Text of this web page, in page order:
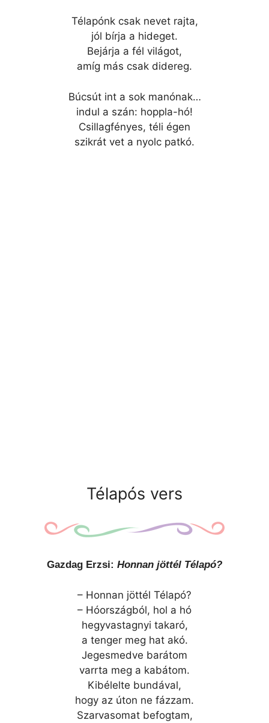
Télapónk csak nevet rajta,
jól bírja a hideget.
Bejárja a fél világot,
amíg más csak didereg.
Búcsút int a sok manónak…
indul a szán: hoppla-hó!
Csillagfényes, téli égen
szikrát vet a nyolc patkó.
Télapós vers
Gazdag Erzsi: Honnan jöttél Télapó?
– Honnan jöttél Télapó?
– Hóországból, hol a hó
hegyvastagnyi takaró,
a tenger meg hat akó.
Jegesmedve barátom
varrta meg a kabátom.
Kibélelte bundával,
hogy az úton ne fázzam.
Szarvasomat befogtam,